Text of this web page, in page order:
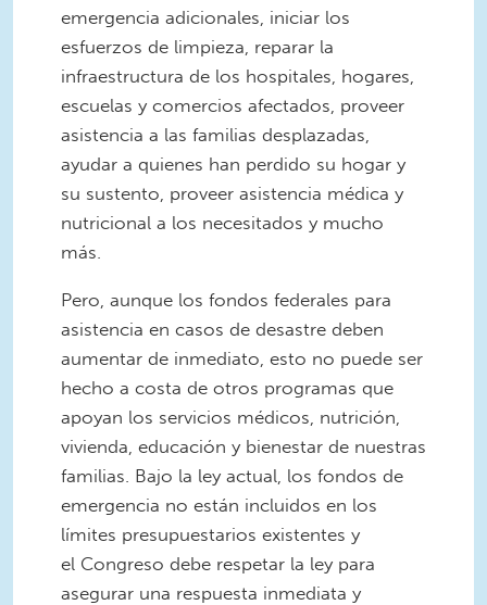
emergencia adicionales, iniciar los
esfuerzos de limpieza, reparar la
infraestructura de los hospitales, hogares,
escuelas y comercios afectados, proveer
asistencia a las familias desplazadas,
ayudar a quienes han perdido su hogar y
su sustento, proveer asistencia médica y
nutricional a los necesitados y mucho
más.
Pero, aunque los fondos federales para
asistencia en casos de desastre deben
aumentar de inmediato, esto no puede ser
hecho a costa de otros programas que
apoyan los servicios médicos, nutrición,
vivienda, educación y bienestar de nuestras
familias. Bajo la ley actual, los fondos de
emergencia no están incluidos en los
límites presupuestarios existentes y
el Congreso debe respetar la ley para
asegurar una respuesta inmediata y